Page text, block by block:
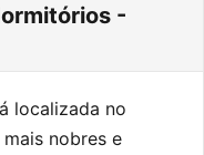
-
localizada no
nobres e